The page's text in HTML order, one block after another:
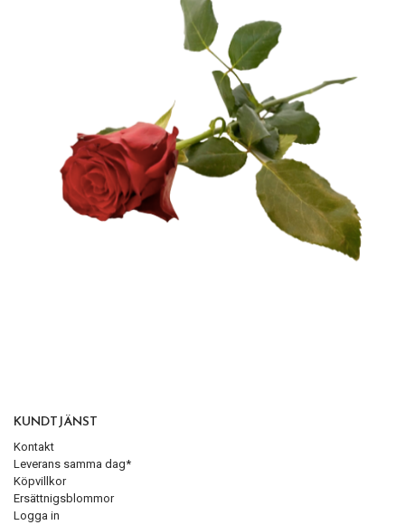
KUNDTJÄNST
Kontakt
Leverans samma dag*
Köpvillkor
Ersättnigsblommor
Logga in